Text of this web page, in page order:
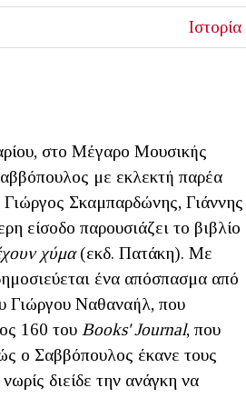
Ιστορία
στο Μέγαρο Μουσικής
με εκλεκτή παρέα
Σκαμπαρδώνης, Γιάννης
είσοδο παρουσιάζει το βιβλίο
χύμα(εκδ. Πατάκη). Με
ένα απόσπασμα από
Γιώργου Ναθαναήλ, που
160 του Βοοks' Journal, που
ο Σαββόπουλος έκανε τους
διείδε την ανάγκη να